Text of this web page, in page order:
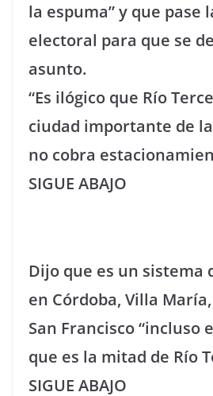
la espuma” y que pase
electoral para que se
asunto.
“Es ilógico que Río
ciudad importante de
no cobra
SIGUE ABAJO
Dijo que es un sistema
en Córdoba, Villa
San Francisco “incluso
que es la mitad de Río
SIGUE ABAJO